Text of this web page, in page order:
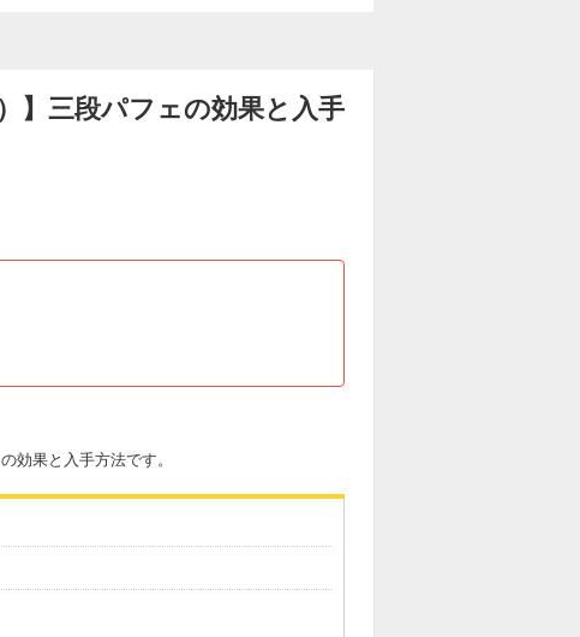
】三段パフェの効果と入手
効果と入手方法です。